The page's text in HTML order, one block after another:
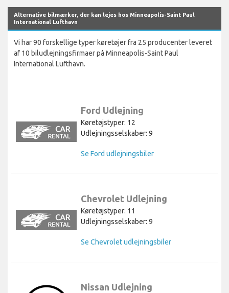
Alternative bilmærker, der kan lejes hos Minneapolis-Saint Paul
International Lufthavn
Vi har 90 forskellige typer køretøjer fra 25 producenter leveret
af 10 biludlejningsfirmaer på Minneapolis-Saint Paul
International Lufthavn.
Ford Udlejning
Køretøjstyper: 12
Udlejningsselskaber: 9
Se Ford udlejningsbiler
Chevrolet Udlejning
Køretøjstyper: 11
Udlejningsselskaber: 9
Se Chevrolet udlejningsbiler
Nissan Udlejning